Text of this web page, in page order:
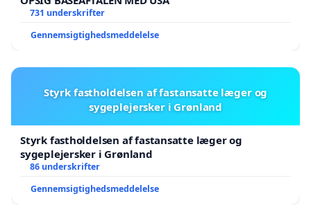
731 underskrifter
Gennemsigtighedsmeddelelse
Styrk fastholdelsen af fastansatte læger og
sygeplejersker i Grønland
Styrk fastholdelsen af fastansatte læger og
sygeplejersker i Grønland
86 underskrifter
Gennemsigtighedsmeddelelse